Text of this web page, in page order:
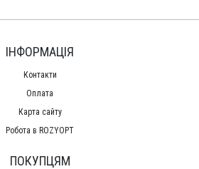
ІНФОРМАЦІЯ
Контакти
Оплата
Карта сайту
Робота в ROZYOPT
ПОКУПЦЯМ